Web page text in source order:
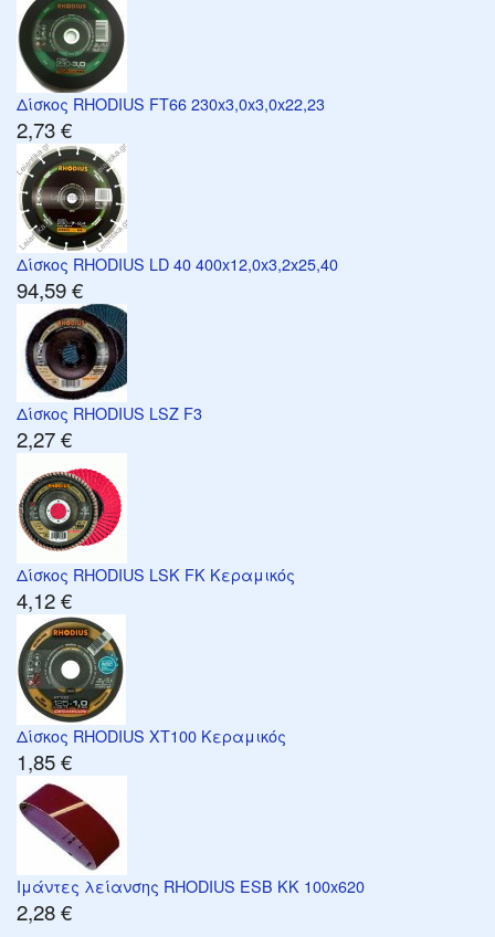
Δίσκος RHODIUS FT66 230x3,0x3,0x22,23
2,73 €
Δίσκος RHODIUS LD 40 400x12,0x3,2x25,40
94,59 €
Δίσκος RHODIUS LSZ F3
2,27 €
Δίσκος RHODIUS LSK FK Κεραμικός
4,12 €
Δίσκος RHODIUS XT100 Κεραμικός
1,85 €
Ιμάντες λείανσης RHODIUS ESB KK 100x620
2,28 €